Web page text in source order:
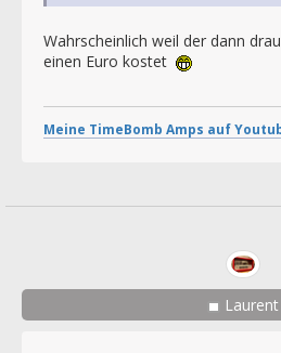
Wahrscheinlich weil der dann
einen Euro kostet
Meine TimeBomb Amps auf
Laurent